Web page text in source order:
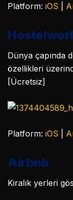
Platform: iOS
Dünya çapında
özellikleri
[Ücretsiz]
Platform: iOS
Airbnb
Kiralık yerleri